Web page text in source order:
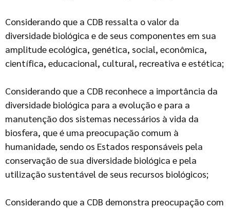
Considerando que a CDB ressalta o valor da
diversidade biológica e de seus componentes em sua
amplitude ecológica, genética, social, econômica,
científica, educacional, cultural, recreativa e estética;
Considerando que a CDB reconhece a importância da
diversidade biológica para a evolução e para a
manutenção dos sistemas necessários à vida da
biosfera, que é uma preocupação comum à
humanidade, sendo os Estados responsáveis pela
conservação de sua diversidade biológica e pela
utilização sustentável de seus recursos biológicos;
Considerando que a CDB demonstra preocupação com